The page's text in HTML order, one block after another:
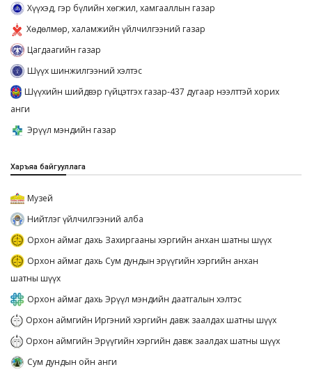
Хүүхэд, гэр бүлийн хөгжил, хамгааллын газар
Хөдөлмөр, халамжийн үйлчилгээний газар
Цагдаагийн газар
Шүүх шинжилгээний хэлтэс
Шүүхийн шийдвэр гүйцэтгэх газар-437 дугаар нээлттэй хорих
анги
Эрүүл мэндийн газар
Харъяа байгууллага
Музей
Нийтлэг үйлчилгээний алба
Орхон аймаг дахь Захиргааны хэргийн анхан шатны шүүх
Орхон аймаг дахь Сум дундын эрүүгийн хэргийн анхан
шатны шүүх
Орхон аймаг дахь Эрүүл мэндийн даатгалын хэлтэс
Орхон аймгийн Иргэний хэргийн давж заалдах шатны шүүх
Орхон аймгийн Эрүүгийн хэргийн давж заалдах шатны шүүх
Сум дундын ойн анги